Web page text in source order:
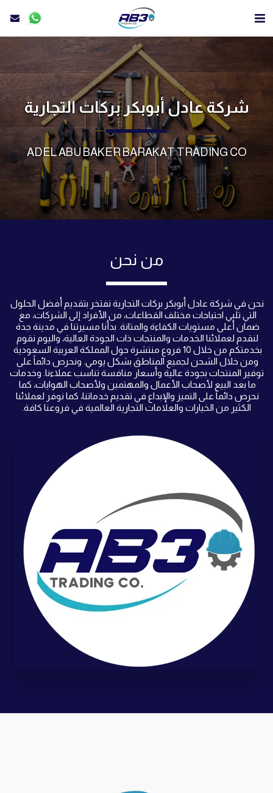
شركة عادل أبوبكر بركات التجارية
ADEL ABU BAKER BARAKAT TRADING CO
من نحن
الكثير من الخيارات والعلامات التجارية العالمية في فروعنا كافة.